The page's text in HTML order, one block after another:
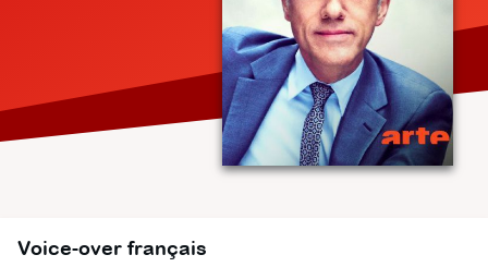
Voice-over français